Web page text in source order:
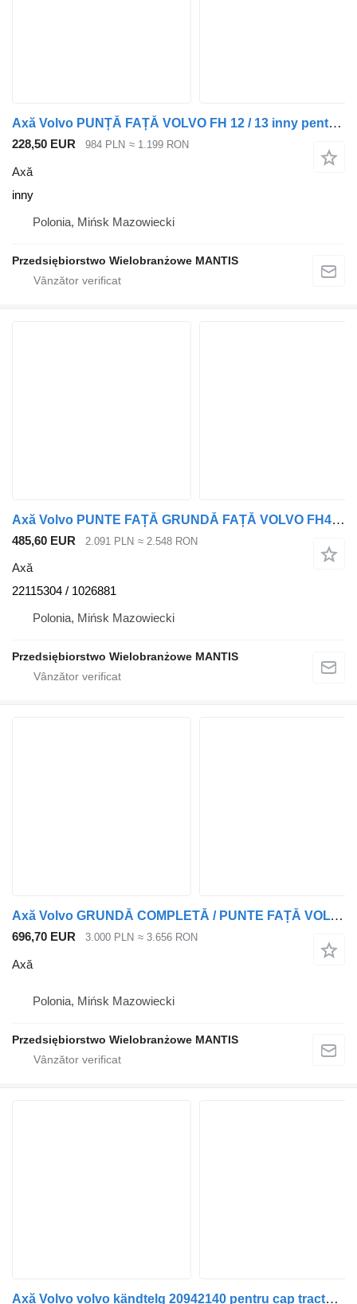
Axă Volvo PUNȚĂ FAȚĂ VOLVO FH 12 / 13 inny pentru cap tractor
228,50 EUR 984 PLN ≈ 1.199 RON
Axă
inny
Polonia, Mińsk Mazowiecki
Przedsiębiorstwo Wielobranżowe MANTIS
Axă Volvo PUNTE FAȚĂ GRUNDĂ FAȚĂ VOLVO FH4 EURO 6 2215404 / 1026881 22115304 pentru cap tractor
485,60 EUR 2.091 PLN ≈ 2.548 RON
Axă
22115304 / 1026881
Polonia, Mińsk Mazowiecki
Przedsiębiorstwo Wielobranżowe MANTIS
Axă Volvo GRUNDĂ COMPLETĂ / PUNTE FAȚĂ VOLVO FH4 EURO 6 GABAȘĂ / MEGA pentru cap tractor
696,70 EUR 3.000 PLN ≈ 3.656 RON
Axă
Polonia, Mińsk Mazowiecki
Przedsiębiorstwo Wielobranżowe MANTIS
Axă Volvo volvo kändtelg 20942140 pentru cap tractor Volvo FH